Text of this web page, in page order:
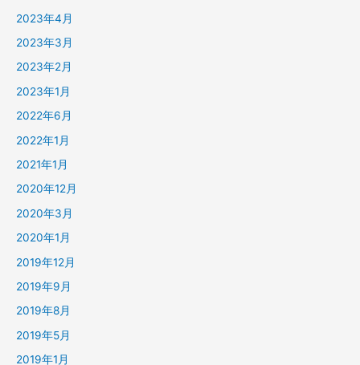
2023年4月
2023年3月
2023年2月
2023年1月
2022年6月
2022年1月
2021年1月
2020年12月
2020年3月
2020年1月
2019年12月
2019年9月
2019年8月
2019年5月
2019年1月